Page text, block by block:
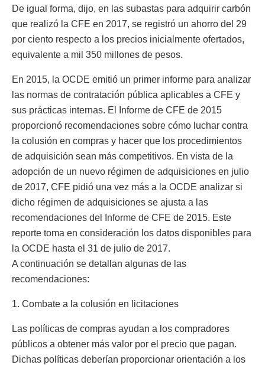
De igual forma, dijo, en las subastas para adquirir carbón
que realizó la CFE en 2017, se registró un ahorro del 29
por ciento respecto a los precios inicialmente ofertados,
equivalente a mil 350 millones de pesos.
En 2015, la OCDE emitió un primer informe para analizar
las normas de contratación pública aplicables a CFE y
sus prácticas internas. El Informe de CFE de 2015
proporcionó recomendaciones sobre cómo luchar contra
la colusión en compras y hacer que los procedimientos
de adquisición sean más competitivos. En vista de la
adopción de un nuevo régimen de adquisiciones en julio
de 2017, CFE pidió una vez más a la OCDE analizar si
dicho régimen de adquisiciones se ajusta a las
recomendaciones del Informe de CFE de 2015. Este
reporte toma en consideración los datos disponibles para
la OCDE hasta el 31 de julio de 2017.
A continuación se detallan algunas de las
recomendaciones:
1. Combate a la colusión en licitaciones
Las políticas de compras ayudan a los compradores
públicos a obtener más valor por el precio que pagan.
Dichas políticas deberían proporcionar orientación a los